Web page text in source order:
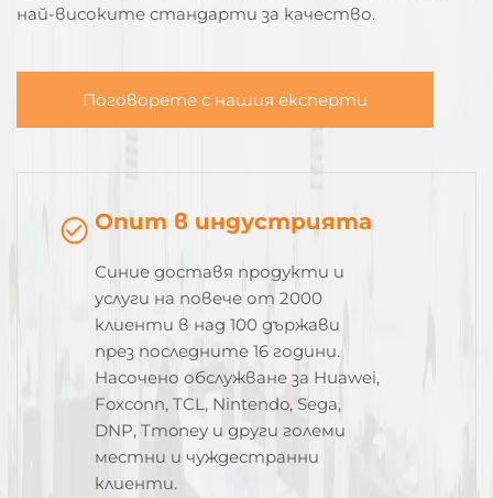
най-високите стандарти за качество.
Поговорете с нашия експерти
Опит в индустрията
Синие доставя продукти и
услуги на повече от 2000
клиенти в над 100 държави
през последните 16 години.
Насочено обслужване за Huawei,
Foxconn, TCL, Nintendo, Sega,
DNP, Tmoney и други големи
местни и чуждестранни
клиенти.